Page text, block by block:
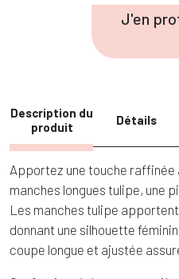
J'en
Description du
produit
Détails
Apportez une touche raffinée
manches longues tulipe, une
Les manches tulipe
donnant une silhouette
coupe longue et ajustée